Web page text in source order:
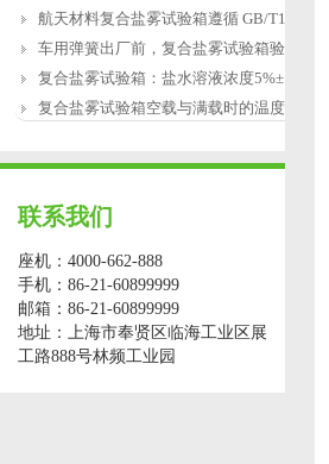
航天材料复合盐雾试验箱遵循 GB/T12967.3
车用弹簧出厂前，复合盐雾试验箱验证盐
复合盐雾试验箱：盐水溶液浓度5%±1%的配
复合盐雾试验箱空载与满载时的温度恢复
联系我们
座机：4000-662-888
手机：86-21-60899999
邮箱：86-21-60899999
地址：上海市奉贤区临海工业区展
工路888号林频工业园